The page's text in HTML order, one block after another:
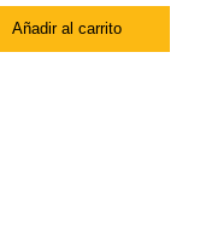
Añadir al carrito